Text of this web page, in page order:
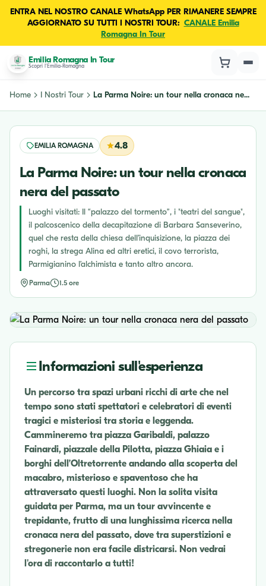
ENTRA NEL NOSTRO CANALE WhatsApp PER RIMANERE SEMPRE
AGGIORNATO SU TUTTI I NOSTRI TOUR: CANALE Emilia
Romagna In Tour
Emilia Romagna In Tour
Scopri l'Emilia-Romagna
Home I Nostri Tour La Parma Noire: un tour nella cronaca ne...
EMILIA ROMAGNA 4.8
La Parma Noire: un tour nella cronaca
nera del passato
Luoghi visitati: Il “palazzo del tormento”, i "teatri del sangue",
il palcoscenico della decapitazione di Barbara Sanseverino,
quel che resta della chiesa dell’inquisizione, la piazza dei
roghi, la strega Alina ed altri eretici, il covo terrorista,
Parmigianino l’alchimista e tanto altro ancora.
Parma 1.5 ore
Informazioni sull'esperienza
Un percorso tra spazi urbani ricchi di arte che nel
tempo sono stati spettatori e celebratori di eventi
tragici e misteriosi tra storia e leggenda.
Cammineremo tra piazza Garibaldi, palazzo
Fainardi, piazzale della Pilotta, piazza Ghiaia e i
borghi dell’Oltretorrente andando alla scoperta del
macabro, misterioso e spaventoso che ha
attraversato questi luoghi. Non la solita visita
guidata per Parma, ma un tour avvincente e
trepidante, frutto di una lunghissima ricerca nella
cronaca nera del passato, dove tra superstizioni e
stregonerie non era facile districarsi. Non vedrai
l'ora di raccontarlo a tutti!